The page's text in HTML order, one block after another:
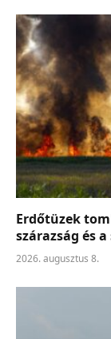
Erdőtüzek
szárazság és
2026. augusztus 8.